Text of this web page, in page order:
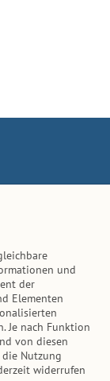
und
der
Elementen
Je nach Funktion
von diesen
Nutzung
widerrufen